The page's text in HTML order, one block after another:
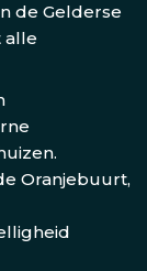
de Gelderse
alle
Oranjebuurt,